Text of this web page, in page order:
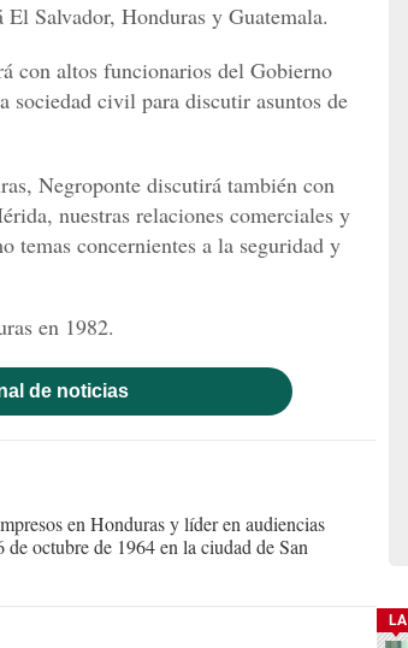
Salvador, Honduras y Guatemala.
con altos funcionarios del Gobierno
sociedad civil para discutir asuntos de
Negroponte discutirá también con
nuestras relaciones comerciales y
temas concernientes a la seguridad y
en 1982.
de noticias
en Honduras y líder en audiencias
octubre de 1964 en la ciudad de San